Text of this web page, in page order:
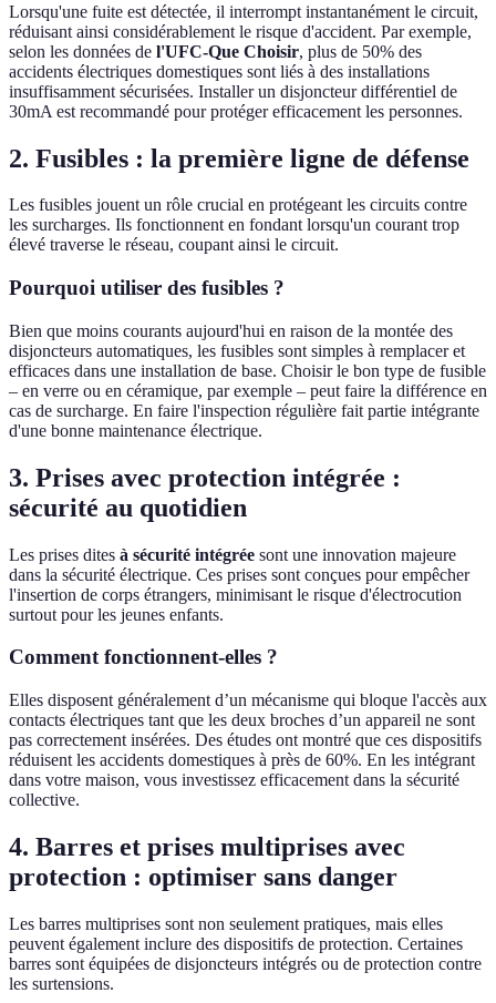
Lorsqu'une fuite est détectée, il interrompt instantanément le circuit,
réduisant ainsi considérablement le risque d'accident. Par exemple,
selon les données de l'UFC-Que Choisir, plus de 50% des
accidents électriques domestiques sont liés à des installations
insuffisamment sécurisées. Installer un disjoncteur différentiel de
30mA est recommandé pour protéger efficacement les personnes.
2. Fusibles : la première ligne de défense
Les fusibles jouent un rôle crucial en protégeant les circuits contre
les surcharges. Ils fonctionnent en fondant lorsqu'un courant trop
élevé traverse le réseau, coupant ainsi le circuit.
Pourquoi utiliser des fusibles ?
Bien que moins courants aujourd'hui en raison de la montée des
disjoncteurs automatiques, les fusibles sont simples à remplacer et
efficaces dans une installation de base. Choisir le bon type de fusible
– en verre ou en céramique, par exemple – peut faire la différence en
cas de surcharge. En faire l'inspection régulière fait partie intégrante
d'une bonne maintenance électrique.
3. Prises avec protection intégrée :
sécurité au quotidien
Les prises dites à sécurité intégrée sont une innovation majeure
dans la sécurité électrique. Ces prises sont conçues pour empêcher
l'insertion de corps étrangers, minimisant le risque d'électrocution
surtout pour les jeunes enfants.
Comment fonctionnent-elles ?
Elles disposent généralement d’un mécanisme qui bloque l'accès aux
contacts électriques tant que les deux broches d’un appareil ne sont
pas correctement insérées. Des études ont montré que ces dispositifs
réduisent les accidents domestiques à près de 60%. En les intégrant
dans votre maison, vous investissez efficacement dans la sécurité
collective.
4. Barres et prises multiprises avec
protection : optimiser sans danger
Les barres multiprises sont non seulement pratiques, mais elles
peuvent également inclure des dispositifs de protection. Certaines
barres sont équipées de disjoncteurs intégrés ou de protection contre
les surtensions.